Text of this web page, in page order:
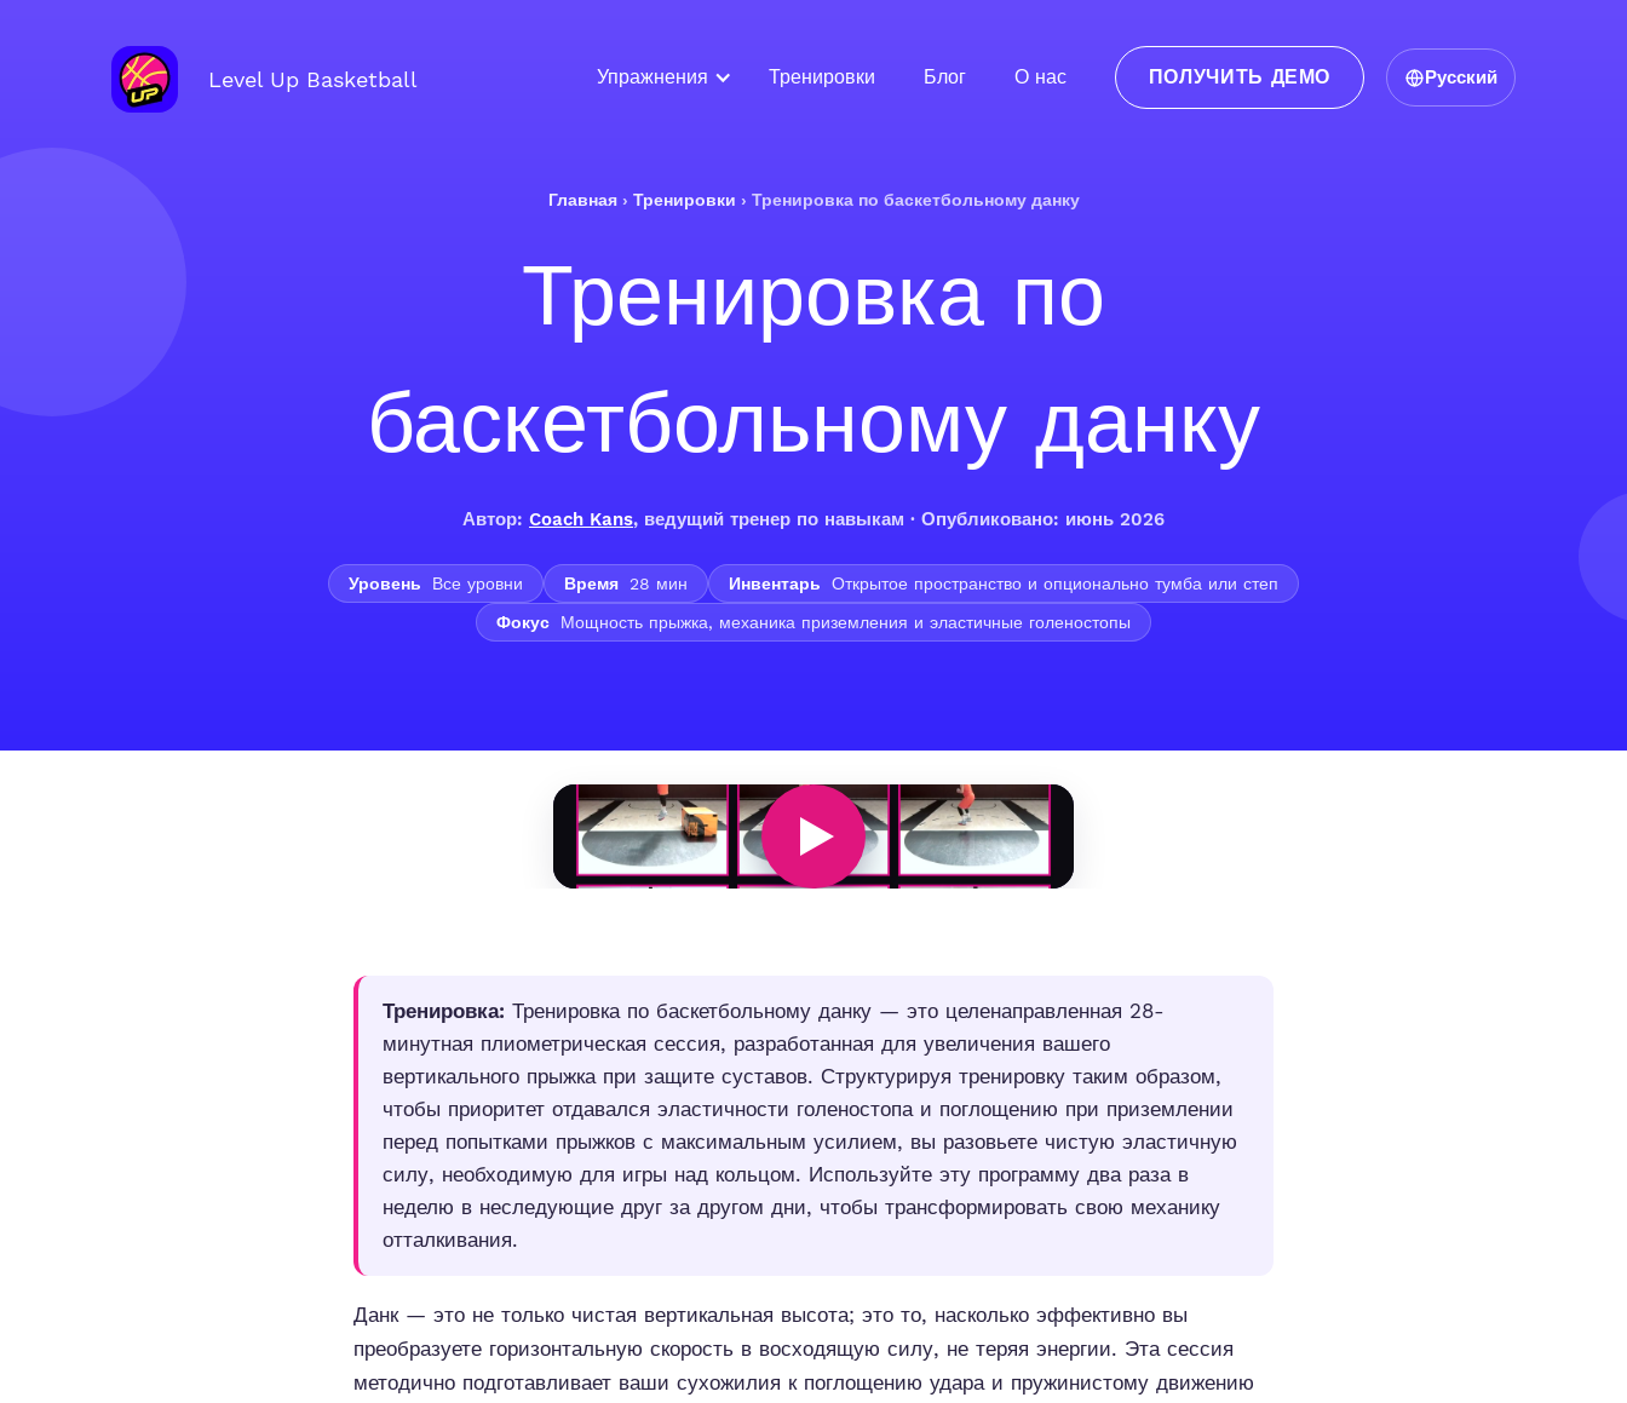
Level Up Basketball Упражнения Тренировки Блог О нас ПОЛУЧИТЬ ДЕМО Русский
Главная› Тренировки › Тренировка по баскетбольному данку
Тренировка по
баскетбольному данку
Автор: Coach Kans, ведущий тренер по навыкам · Опубликовано: июнь 2026
Уровень Все уровни Время 28 мин Инвентарь
Открытое пространство и опционально тумба или степ
Фокус
Мощность прыжка, механика приземления и эластичные голеностопы
Тренировка: Тренировка по баскетбольному данку — это целенаправленная 28-
минутная плиометрическая сессия, разработанная для увеличения вашего
вертикального прыжка при защите суставов. Структурируя тренировку таким образом,
чтобы приоритет отдавался эластичности голеностопа и поглощению при приземлении
перед попытками прыжков с максимальным усилием, вы разовьете чистую эластичную
силу, необходимую для игры над кольцом. Используйте эту программу два раза в
неделю в неследующие друг за другом дни, чтобы трансформировать свою механику
отталкивания.
Данк — это не только чистая вертикальная высота; это то, насколько эффективно вы
преобразуете горизонтальную скорость в восходящую силу, не теряя энергии. Эта сессия
методично подготавливает ваши сухожилия к поглощению удара и пружинистому движению